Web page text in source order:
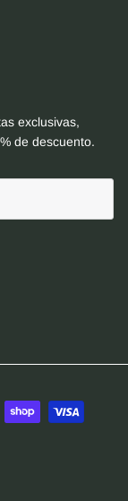
exclusivas,
de descuento.